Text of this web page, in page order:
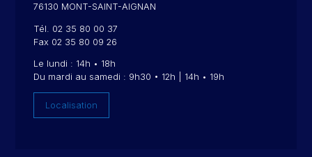
76130 MONT-SAINT-AIGNAN
Tél. 02 35 80 00 37
Fax 02 35 80 09 26
Le lundi : 14h • 18h
Du mardi au samedi : 9h30 • 12h | 14h • 19h
Localisation